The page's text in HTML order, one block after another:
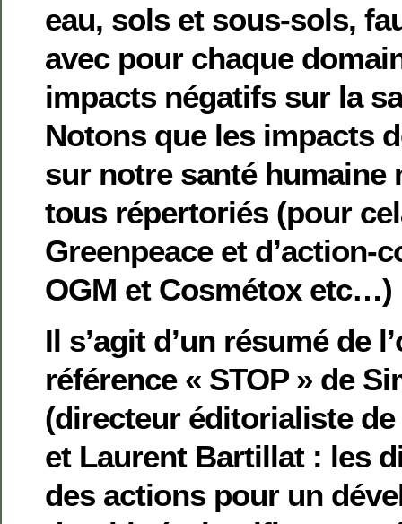
eau, sols et sous-sols,
avec pour chaque
impacts négatifs sur la
Notons que les impacts
sur notre santé humaine
tous répertoriés (pour
Greenpeace et d’action-
OGM et Cosmétox etc…)
Il s’agit d’un résumé de
référence « STOP » de
(directeur éditorialiste
et Laurent Bartillat : les
des actions pour un